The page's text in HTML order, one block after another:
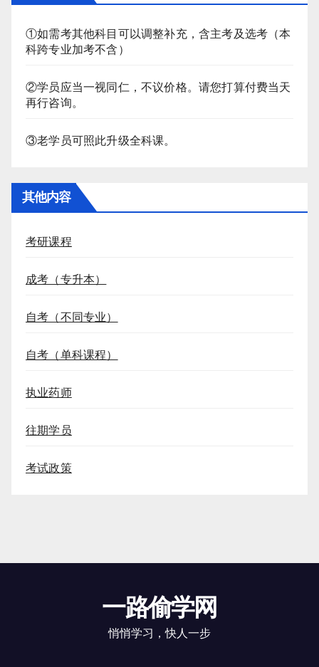
①如需考其他科目可以调整补充，含主考及选考（本
科跨专业加考不含）
②学员应当一视同仁，不议价格。请您打算付费当天
再行咨询。
③老学员可照此升级全科课。
其他内容
考研课程
成考（专升本）
自考（不同专业）
自考（单科课程）
执业药师
往期学员
考试政策
一路偷学网
悄悄学习，快人一步